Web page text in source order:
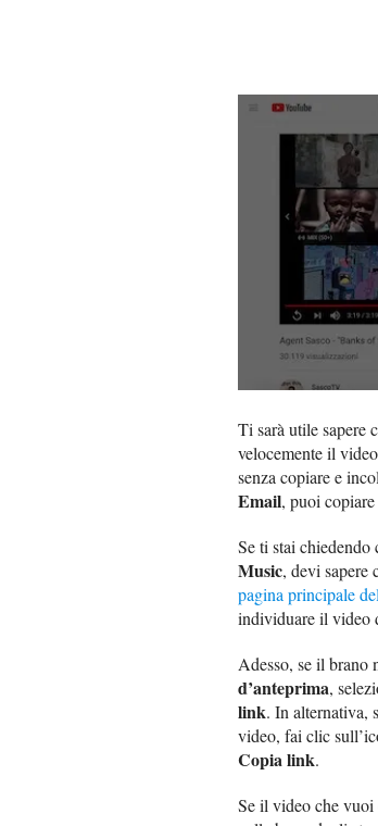
Ti sarà utile sapere
velocemente il
senza copiare e
Email, puoi
Se ti stai
Music, devi sapere
pagina principale
individuare il video
Adesso, se il brano
d’anteprima,
link. In alternativa,
video, fai clic
Copia link.
Se il video che